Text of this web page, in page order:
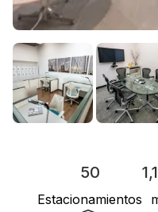
50
Estacionamientos